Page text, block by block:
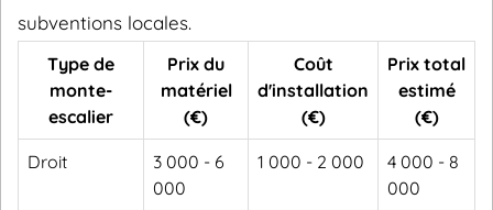
subventions locales.
Type de
monte-
escalier
Prix du
matériel
(€)
Coût
d'installation
(€)
Prix total
estimé
(€)
Droit
3 000 - 6
000
1 000 - 2 000
4 000 - 8
000